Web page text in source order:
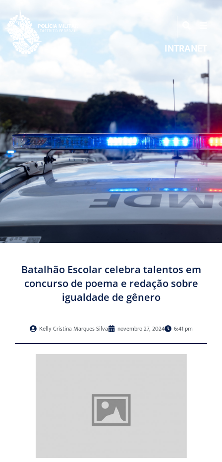
INTRANET
Batalhão Escolar celebra talentos em
concurso de poema e redação sobre
igualdade de gênero
Kelly Cristina Marques Silva novembro 27, 2024 6:41 pm